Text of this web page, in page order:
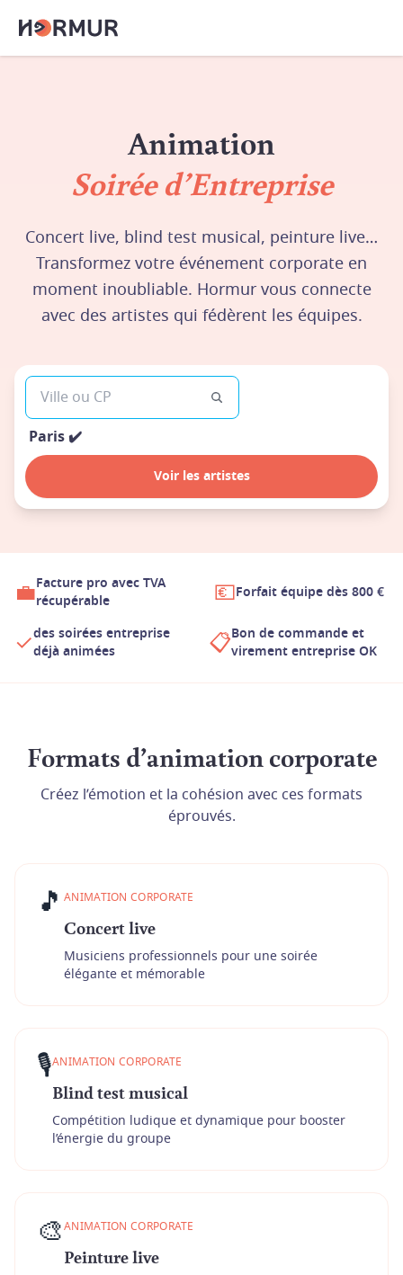
Animation
Soirée d’Entreprise
Concert live, blind test musical, peinture live…
Transformez votre événement corporate en
moment inoubliable. Hormur vous connecte
avec des artistes qui fédèrent les équipes.
Paris✔️
Voir les artistes
💼Facture pro avec TVA
récupérable
💶Forfait équipe dès 800 €
✓des soirées entreprise
déjà animées
📋Bon de commande et
virement entreprise OK
Formats d’animation corporate
Créez l’émotion et la cohésion avec ces formats
éprouvés.
🎵 ANIMATION CORPORATE
Concert live
Musiciens professionnels pour une soirée
élégante et mémorable
🎙️ANIMATION CORPORATE
Blind test musical
Compétition ludique et dynamique pour booster
l’énergie du groupe
🎨ANIMATION CORPORATE
Peinture live